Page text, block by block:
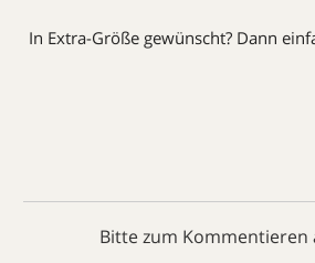
In Extra-Größe gewünscht? Dann
Bitte zum Kommentieren